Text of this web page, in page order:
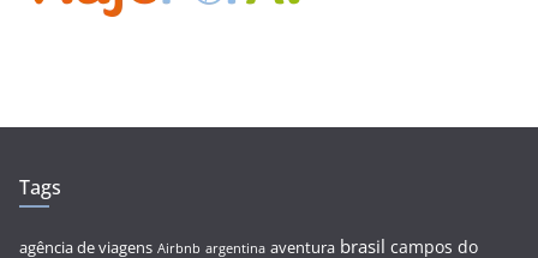
Tags
agência de viagens Airbnb argentina aventura brasil campos do